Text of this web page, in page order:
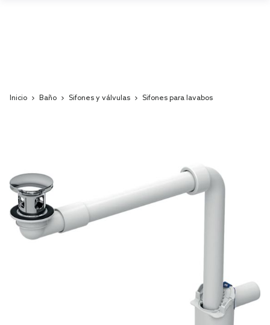
Inicio Baño Sifones y válvulas Sifones para lavabos
the
end
of
the
images